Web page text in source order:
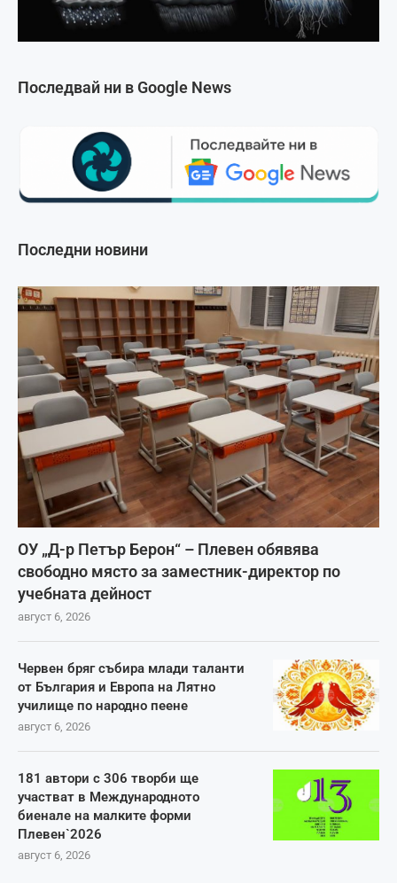
Последвай ни в Google News
Последни новини
ОУ „Д-р Петър Берон“ – Плевен обявява
свободно място за заместник-директор по
учебната дейност
август 6, 2026
Червен бряг събира млади таланти
от България и Европа на Лятно
училище по народно пеене
август 6, 2026
181 автори с 306 творби ще
участват в Международното
биенале на малките форми
Плевен`2026
август 6, 2026